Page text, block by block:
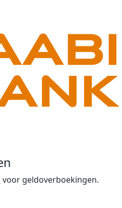
voor geldoverboekingen.